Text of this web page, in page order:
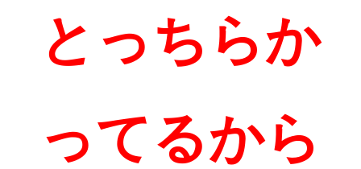
とっちらか
ってるから